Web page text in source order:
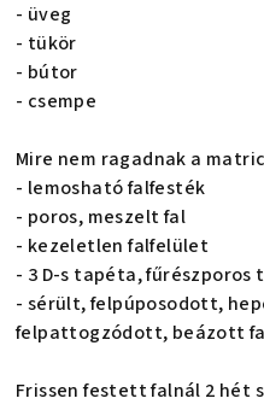
- üveg
- tükör
- bútor
- csempe
Mire nem ragadnak a
- lemosható falfesték
- poros, meszelt fal
- kezeletlen falfelület
- 3 D-s tapéta, fűrészporos
- sérült, felpúposodott,
felpattogzódott, beázott
Frissen festett falnál 2 hét